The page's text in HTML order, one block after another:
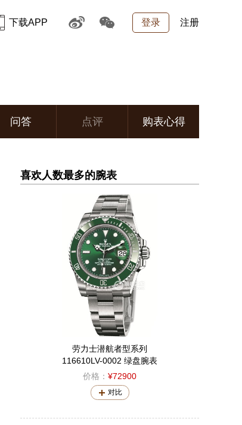
登录 注册
下载APP
问答 点评 购表心得
喜欢人数最多的腕表
劳力士潜航者型系列
116610LV-0002 绿盘腕表
价格： ¥72900
对比